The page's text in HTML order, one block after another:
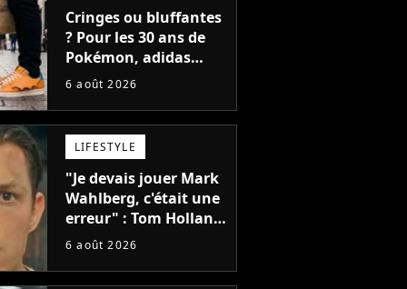
Cringes ou bluffantes
? Pour les 30 ans de
Pokémon, adidas
dévoile une énorme
et je ne sais pas quoi
en penser
6 août 2026
LIFESTYLE
"Je devais jouer Mark
Wahlberg, c'était une
erreur" : Tom Holland,
la star de Spider-Man,
blockbuster
6 août 2026